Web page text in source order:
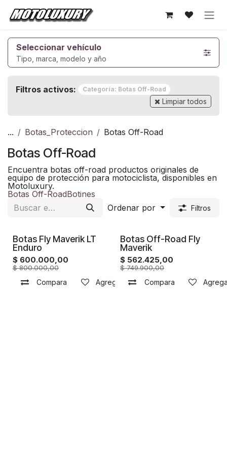
Ir al contenido
Seleccionar vehículo
Tipo, marca, modelo y año
Filtros activos: Categoría: Botas Off-Road
Limpiar todos
... Botas_Proteccion Botas Off-Road
Botas Off-Road
Encuentra botas off-road productos originales de
equipo de protección para motociclista, disponibles en
Motoluxury.
Botas Off-RoadBotines
Ordenar por
Filtros
Botas Fly Maverik LT
Enduro
$ 600.000,00
$800.000,00
Compara Agregar a la lista de deseos
Botas Off-Road Fly
Maverik
$ 562.425,00
$749.900,00
Compara